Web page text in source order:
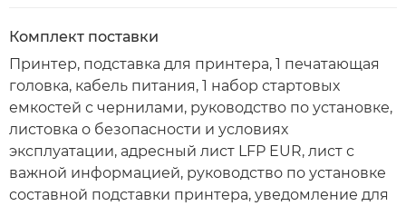
Комплект поставки
Принтер, подставка для принтера, 1 печатающая
головка, кабель питания, 1 набор стартовых
емкостей с чернилами, руководство по установке,
листовка о безопасности и условиях
эксплуатации, адресный лист LFP EUR, лист с
важной информацией, руководство по установке
составной подставки принтера, уведомление для